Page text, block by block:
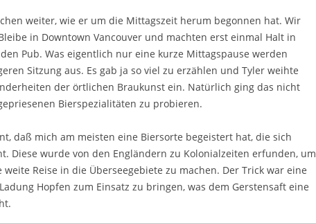
weiter, wie er um die Mittagszeit herum begonnen hat. Wir
in Downtown Vancouver und machten erst einmal Halt in
Pub. Was eigentlich nur eine kurze Mittagspause werden
Sitzung aus. Es gab ja so viel zu erzählen und Tyler weihte
der örtlichen Braukunst ein. Natürlich ging das nicht
Bierspezialitäten zu probieren.
daß mich am meisten eine Biersorte begeistert hat, die sich
Diese wurde von den Engländern zu Kolonialzeiten erfunden, um
Reise in die Überseegebiete zu machen. Der Trick war eine
Hopfen zum Einsatz zu bringen, was dem Gerstensaft eine